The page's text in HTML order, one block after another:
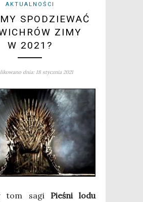
AKTUALNOŚCI
SPODZIEWAĆ
ZIMY
W 2021?
dnia: 18 stycznia 2021
tom sagi Pie­śni lodu